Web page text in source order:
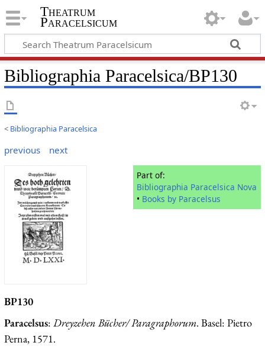
Theatrum
Paracelsicum
Bibliographia Paracelsica/BP130
< Bibliographia Paracelsica
previous next
Part of:
Bibliographia Paracelsica Nova
• Books by Paracelsus
BP130
Paracelsus: Dreyzehen Bücher/ Paragraphorum. Basel: Pietro
Perna, 1571.